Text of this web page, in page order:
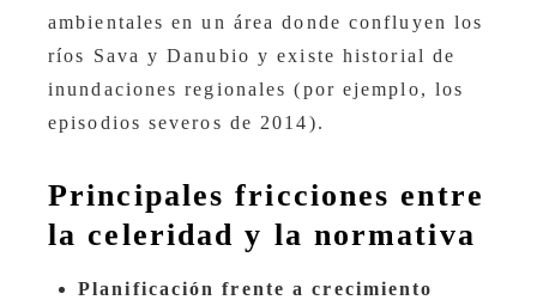
ambientales en un área donde confluyen los
ríos Sava y Danubio y existe historial de
inundaciones regionales (por ejemplo, los
episodios severos de 2014).
Principales fricciones entre
la celeridad y la normativa
Planificación frente a crecimiento